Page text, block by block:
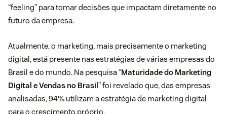
“feeling” para tomar decisões que impactam diretamente no
futuro da empresa.
Atualmente, o marketing, mais precisamente o marketing
digital, está presente nas estratégias de várias empresas do
Brasil e do mundo. Na pesquisa “Maturidade do Marketing
Digital e Vendas no Brasil ” foi revelado que, das empresas
analisadas, 94% utilizam a estratégia de marketing digital
para o crescimento próprio.